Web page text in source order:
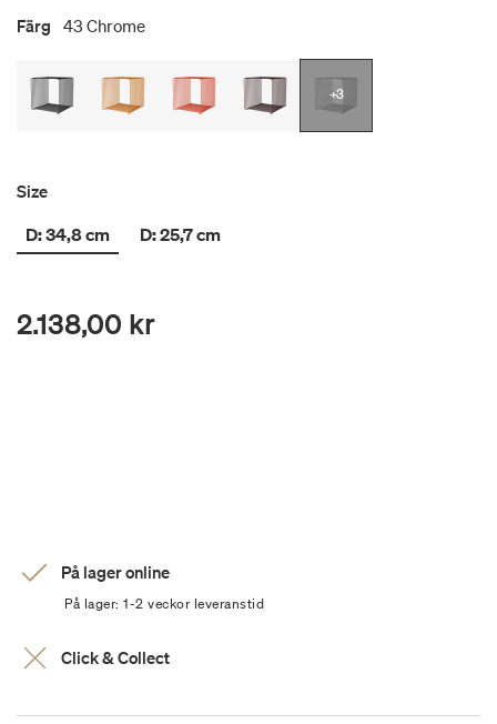
Färg 43 Chrome
+3
Size
D: 34,8 cm
D: 25,7 cm
2.138,00 kr
På lager online
På lager: 1-2 veckor leveranstid
Click & Collect